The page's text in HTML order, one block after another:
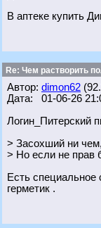
В аптеке купить
Re: Чем растворить
Автор: dimon62
Дата: 01-06-26
Логин_Питерский
> Засохший ни
> Но если не прав
Есть специальное
герметик .